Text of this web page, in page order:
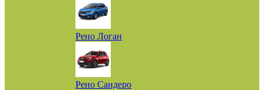
Рено Логан
Рено Сандеро